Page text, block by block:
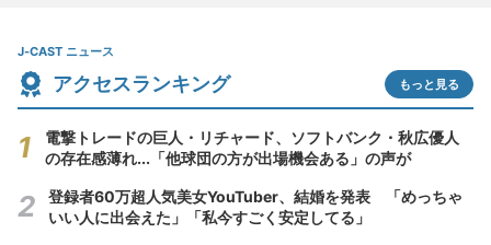
J-CAST ニュース
アクセスランキング もっと見る
電撃トレードの巨人・リチャード、ソフトバンク・秋広優人
の存在感薄れ...「他球団の方が出場機会ある」の声が
登録者60万超人気美女YouTuber、結婚を発表 「めっちゃ
いい人に出会えた」「私今すごく安定してる」